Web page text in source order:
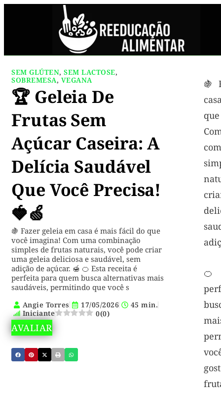
SEM GLÚTEN, SEM LACTOSE,
SOBREMESA, VEGANA
🏆 Geleia De
Frutas Sem
Açúcar Caseira: A
Delícia Saudável
Que Você Precisa!
🍓🍏
🍇 Fazer geleia em casa é mais fácil do que
você imagina! Com uma combinação
simples de frutas naturais, você pode criar
uma geleia deliciosa e saudável, sem
adição de açúcar. 🍯 🍊 Esta receita é
perfeita para quem busca alternativas mais
saudáveis, permitindo que você s
Angie Torres 17/05/2026
45 min.
Iniciante
0(0)
AVALIAR
🍇
🍊